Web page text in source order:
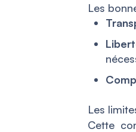
Les
Les
Cette